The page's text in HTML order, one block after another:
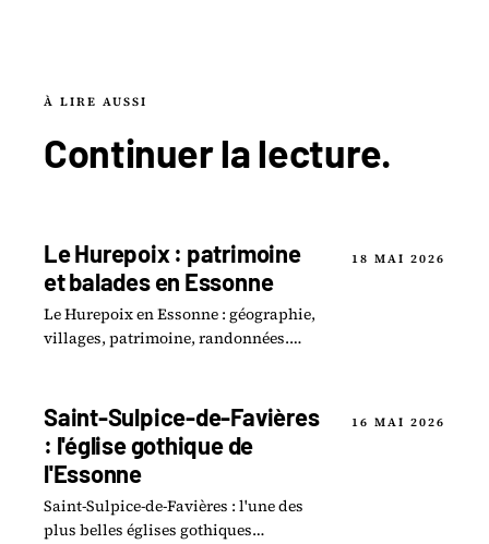
À LIRE AUSSI
Continuer lalecture.
Le Hurepoix : patrimoine
et balades en Essonne
Le Hurepoix en Essonne : géographie,
villages, patrimoine, randonnées.
18 MAI 2026
Saint-Sulpice-de-Favières
: l'église gothique de
l'Essonne
Saint-Sulpice-de-Favières : l'une des
plus belles églises gothiques
16 MAI 2026